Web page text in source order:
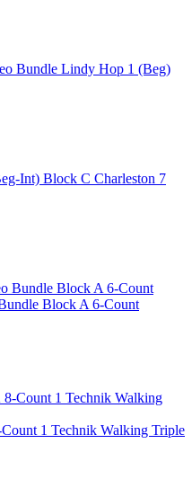
Lindy Hop 1 (Beg)
Int) Block C Charleston 7
Block A 6-Count
1 Technik Walking Triple